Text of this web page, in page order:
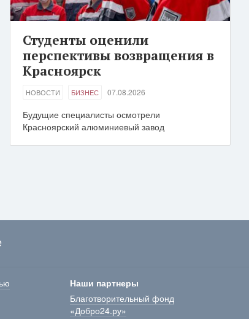
Студенты оценили
перспективы возвращения в
Красноярск
НОВОСТИ БИЗНЕС 07.08.2026
Будущие специалисты осмотрели
Красноярский алюминиевый завод
Наши партнеры
Благотворительный фонд
«Добро24.ру»